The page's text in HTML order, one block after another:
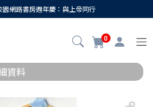
園網路書房週年慶：與上帝同行
0
資料